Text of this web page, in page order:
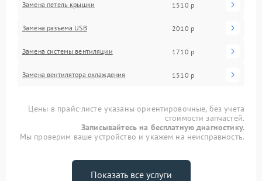
Замена петель крышки 1510 р
Замена разъема USB 2010 р
Замена системы вентиляции 1710 р
Замена вентилятора охлаждения 1510 р
Цены в прайс-листе указаны ориентировочные, без учета
стоимости запчастей.
Записывайтесь на бесплатную диагностику.
Мы проверим ваше устройство и укажем на неисправность.
Показать все услуги